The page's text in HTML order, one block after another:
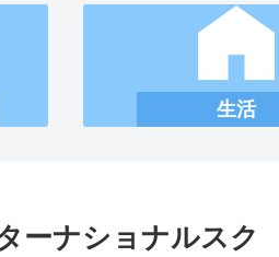
生活
ーナショナルスク